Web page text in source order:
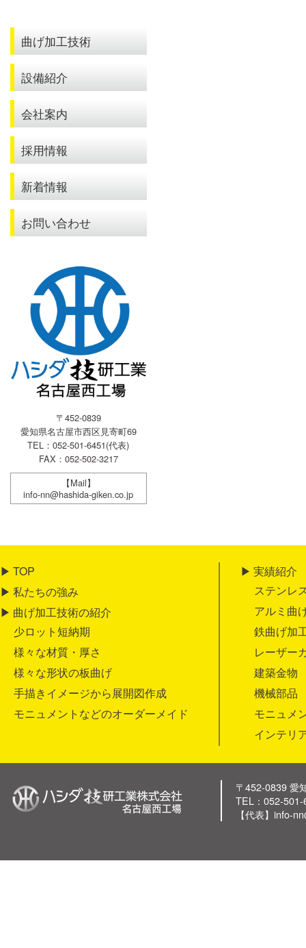
曲げ加工技術
設備紹介
会社案内
採用情報
新着情報
お問い合わせ
〒452-0839
愛知県名古屋市西区見寄町69
TEL：052-501-6451(代表)
FAX：052-502-3217
【Mail】
info-nn@hashida-giken.co.jp
TOP
私たちの強み
曲げ加工技術の紹介
少ロット短納期
様々な材質・厚さ
様々な形状の板曲げ
手描きイメージから展開図作成
モニュメントなどのオーダーメイド
実績紹介
ステンレ
アルミ曲
鉄曲げ加
レーザー
建築金物
機械部品
モニュメ
インテリ
〒452-0839 愛
TEL：052-
【代表】info-